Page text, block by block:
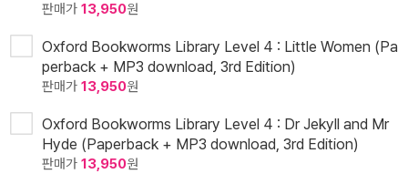
판매가 13,950원
Oxford Bookworms Library Level 4 : Little Women (Pa
perback + MP3 download, 3rd Edition)
판매가 13,950원
Oxford Bookworms Library Level 4 : Dr Jekyll and Mr
Hyde (Paperback + MP3 download, 3rd Edition)
판매가 13,950원